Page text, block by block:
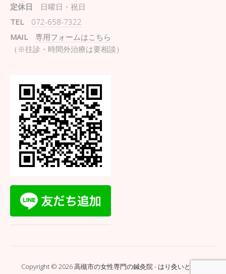
定休日 日曜日・祝日
TEL
072-658-7322
MAIL
専用フォームはこちら
（※往診・時間外治療は要相談）
Copyright © 2026 高槻市の女性専門の鍼灸院 - はり灸いとぐち.